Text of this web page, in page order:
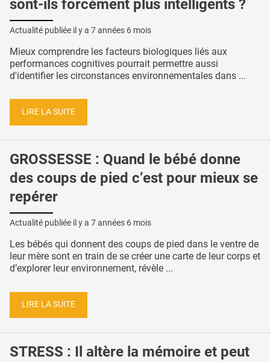
sont-ils forcément plus intelligents ?
Actualité publiée il y a 7 années 6 mois
Mieux comprendre les facteurs biologiques liés aux
performances cognitives pourrait permettre aussi
d'identifier les circonstances environnementales dans ...
LIRE LA SUITE
GROSSESSE : Quand le bébé donne
des coups de pied c’est pour mieux se
repérer
Actualité publiée il y a 7 années 6 mois
Les bébés qui donnent des coups de pied dans le ventre de
leur mère sont en train de se créer une carte de leur corps et
d’explorer leur environnement, révèle ...
LIRE LA SUITE
STRESS : Il altère la mémoire et peut